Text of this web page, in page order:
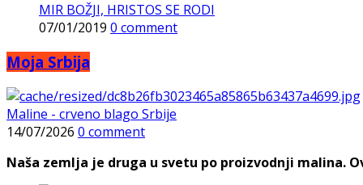
MIR BOŽJI, HRISTOS SE RODI
07/01/2019 0 comment
Moja Srbija
Maline - crveno blago Srbije
14/07/2026 0 comment
Naša zemlja je druga u svetu po proizvodnji malina.